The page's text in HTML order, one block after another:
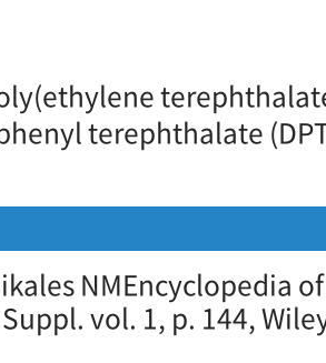
terephthalate
NMEncyclopedia
vol. 1, p. 144,